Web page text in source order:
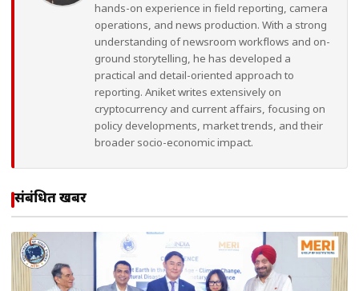
hands-on experience in field reporting, camera
operations, and news production. With a strong
understanding of newsroom workflows and on-
ground storytelling, he has developed a
practical and detail-oriented approach to
reporting. Aniket writes extensively on
cryptocurrency and current affairs, focusing on
policy developments, market trends, and their
broader socio-economic impact.
संबंधित खबरें